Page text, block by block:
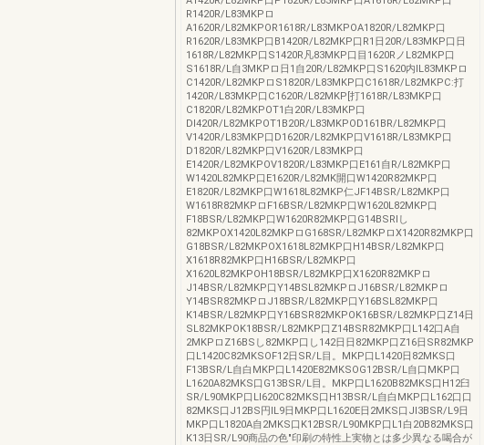
R1420R/L83MKPロ
A1620R/L82MKPOR1618R/L83MKPOA1820R/L82MKP口
R1620R/L83MKP口B1420R/L82MKP口R1日20R/L83MKP口日
1618R/L82MKP口S1420R凡83MKP口目1620RノL82MKP口
S1618R/L自3MKPロ日1自20R/L82MKP口S1620内IL83MKPロ
C1420R/L82MKPロS1820R/L83MKP口C1618R/L82MKPC:打
1420R/L83MKP口C1620R/L82MKP[打1618R/L83MKP口
C1820R/L82MKPOT1白20R/L83MKP口
Dl420R/L82MKPOT1B20R/L83MKPOD161BR/L82MKP口
V1420R/L83MKP口D1620R/L82MKP口V1618R/L83MKP口
D1820R/L82MKP口V1620R/L83MKP口
E1420R/L82MKPOV1820R/L83MKP口E161自R/L82MKP口
W1420L82MKP口E1620R/L82MK開口W1420R82MKP口
E1820R/L82MKP口W1618L82MKP仁JF14BSR/L82MKP口
W1618R82MKPロF16BSR/L82MKP口W1620L82MKP口
F18BSR/L82MKP口W1620R82MKP口G14BSRIし
82MKPOX1420L82MKPロG168SR/L82MKPロX1420R82MKP口
G18BSR/L82MKPOX1618L82MKP口H14BSR/L82MKP口
X1618R82MKP口H16BSR/L82MKP口
X1620L82MKPOH18BSR/L82MKP口X1620R82MKPロ
J14BSR/L82MKP口Y14BSL82MKPロJ16BSR/L82MKPロ
Y14BSR82MKPロJ18BSR/L82MKP口Y16BSL82MKP口
K14BSR/L82MKP口Y16BSR82MKPOK16BSR/L82MKP口Z14日
SL82MKPOK18BSR/L82MKP口Z14BSR82MKP口L142口A自
2MKPロZ16BSし82MKP口し142日日82MKP口Z16日SR82MKP
口L1420C82MKSOF12日SR/L目。MKP口L1420日82MKS口
F13BSR/L自白MKP口L1420E82MKSOG12BSR/L自口MKP口
L1620A82MKS口G13BSR/L目。MKP口L1620B82MKS口H12臼
SR/L90MKP口Ll620C82MKS口H13BSR/L自白MKP口L162口口
82MKS口J12BS円IL9日MKP口L1620E日2MKS口Jl3BSR/L9日
MKP口L1820A自2MKS口K12BSR/L90MKP口L1白20B82MKS口
K13日SR/L90商品の色"印刷の特性上実物とは多少異なる喝合が